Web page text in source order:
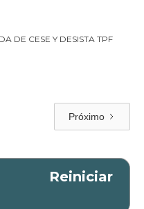
DE CESE Y DESISTA TPF
Próximo
Reiniciar